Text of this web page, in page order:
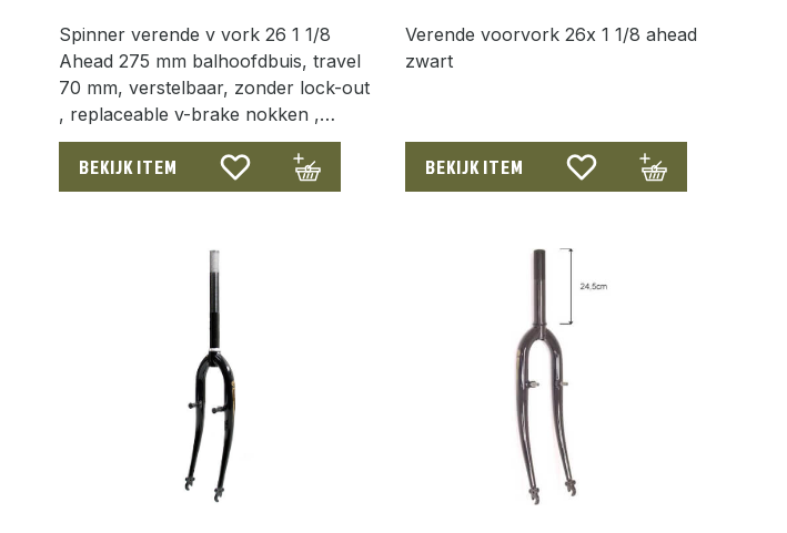
Spinner verende v vork 26 1 1/8
Ahead 275 mm balhoofdbuis, travel
70 mm, verstelbaar, zonder lock-out
, replaceable v-brake nokken ,…
BEKIJK ITEM
Verende voorvork 26x 1 1/8 ahead
zwart
BEKIJK ITEM